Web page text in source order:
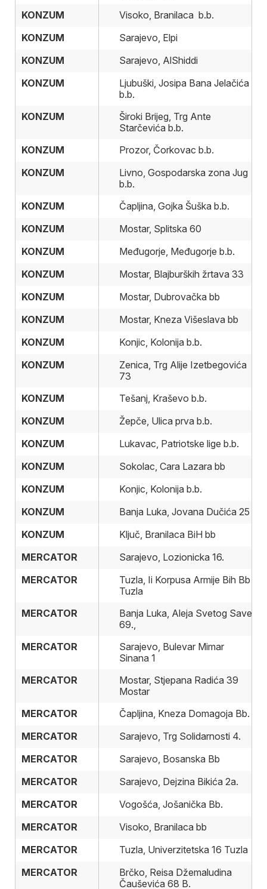
KONZUM
Visoko, Branilaca b.b.
KONZUM
Sarajevo, Elpi
KONZUM
Sarajevo, AlShiddi
KONZUM
Ljubuški, Josipa Bana Jelačića
b.b.
KONZUM
Široki Brijeg, Trg Ante
Starčevića b.b.
KONZUM
Prozor, Čorkovac b.b.
KONZUM
Livno, Gospodarska zona Jug
b.b.
KONZUM
Čapljina, Gojka Šuška b.b.
KONZUM
Mostar, Splitska 60
KONZUM
Međugorje, Međugorje b.b.
KONZUM
Mostar, Blajburških žrtava 33
KONZUM
Mostar, Dubrovačka bb
KONZUM
Mostar, Kneza Višeslava bb
KONZUM
Konjic, Kolonija b.b.
KONZUM
Zenica, Trg Alije Izetbegovića
73
KONZUM
Tešanj, Kraševo b.b.
KONZUM
Žepče, Ulica prva b.b.
KONZUM
Lukavac, Patriotske lige b.b.
KONZUM
Sokolac, Cara Lazara bb
KONZUM
Konjic, Kolonija b.b.
KONZUM
Banja Luka, Jovana Dučića 25
KONZUM
Ključ, Branilaca BiH bb
MERCATOR
Sarajevo, Lozionicka 16.
MERCATOR
Tuzla, Ii Korpusa Armije Bih Bb
Tuzla
MERCATOR
Banja Luka, Aleja Svetog Save
69.,
MERCATOR
Sarajevo, Bulevar Mimar
Sinana 1
MERCATOR
Mostar, Stjepana Radića 39
Mostar
MERCATOR
Čapljina, Kneza Domagoja Bb.
MERCATOR
Sarajevo, Trg Solidarnosti 4.
MERCATOR
Sarajevo, Bosanska Bb
MERCATOR
Sarajevo, Dejzina Bikića 2a.
MERCATOR
Vogošća, Jošanička Bb.
MERCATOR
Visoko, Branilaca bb
MERCATOR
Tuzla, Univerzitetska 16 Tuzla
MERCATOR
Brčko, Reisa Džemaludina
Čauševića 68 B.
KONZUM
KONZUM
KONZUM
KONZUM
KONZUM
KONZUM
KONZUM
KONZUM
KONZUM
KONZUM
KONZUM
KONZUM
KONZUM
KONZUM
KONZUM
KONZUM
KONZUM
KONZUM
KONZUM
KONZUM
KONZUM
KONZUM
MERCATOR
MERCATOR
MERCATOR
MERCATOR
MERCATOR
MERCATOR
MERCATOR
MERCATOR
MERCATOR
MERCATOR
MERCATOR
MERCATOR
MERCATOR